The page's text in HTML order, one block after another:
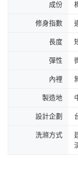
成份
修身指數
長度
彈性
內裡
製造地
設計企劃
洗滌方式